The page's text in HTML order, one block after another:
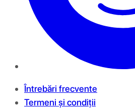
Întrebări frecvente
Termeni și condiții